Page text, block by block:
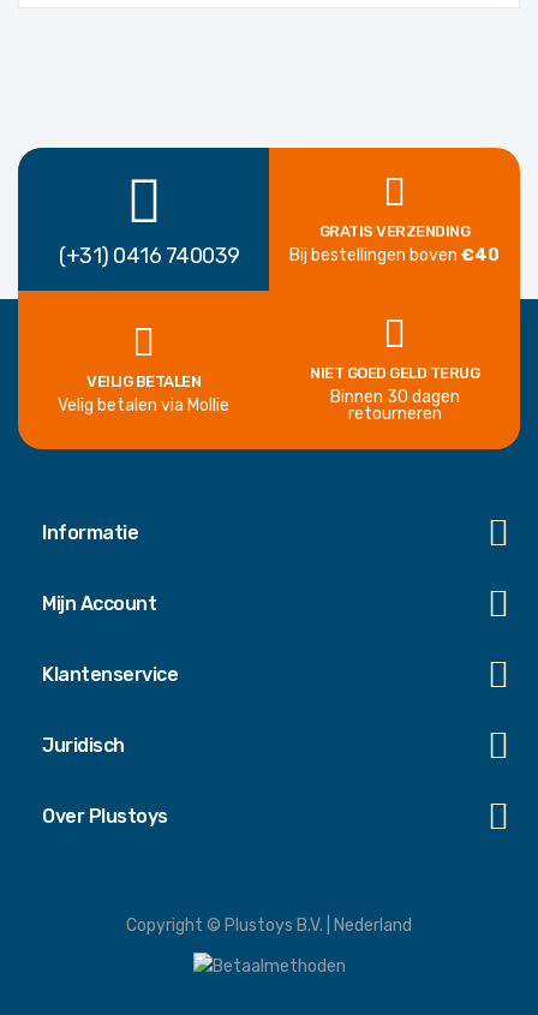
(+31) 0416 740039
GRATIS VERZENDING
Bij bestellingen boven €40
VEILIG BETALEN
Velig betalen via Mollie
NIET GOED GELD TERUG
Binnen 30 dagen
retourneren
Informatie
Mijn Account
Klantenservice
Juridisch
Over Plustoys
Copyright © Plustoys B.V. | Nederland